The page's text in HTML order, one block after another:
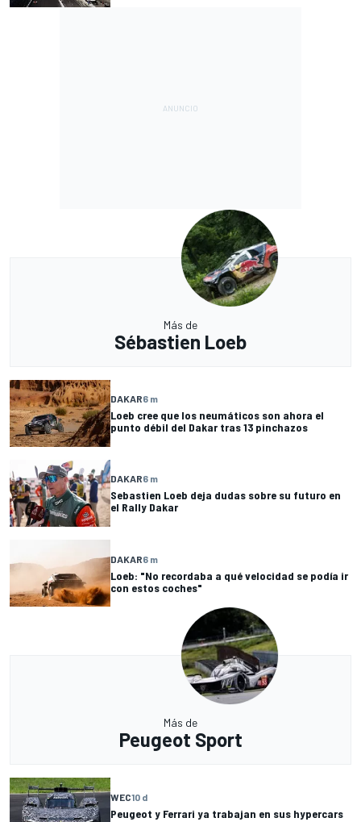
Más de
Sébastien Loeb
DAKAR6 m
Loeb cree que los neumáticos son ahora el
punto débil del Dakar tras 13 pinchazos
DAKAR6 m
Sebastien Loeb deja dudas sobre su futuro en
el Rally Dakar
DAKAR6 m
Loeb: "No recordaba a qué velocidad se podía ir
con estos coches"
Más de
Peugeot Sport
WEC10 d
Peugeot y Ferrari ya trabajan en sus hypercars